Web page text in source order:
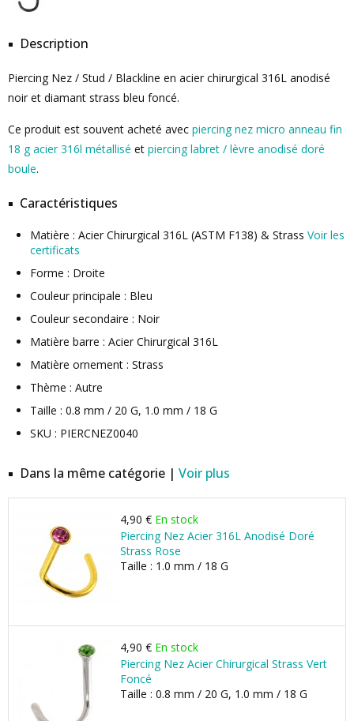
Description
Piercing Nez / Stud / Blackline en acier chirurgical 316L anodisé
noir et diamant strass bleu foncé.
Ce produit est souvent acheté avec piercing nez micro anneau fin
18 g acier 316l métallisé et piercing labret / lèvre anodisé doré
boule.
Caractéristiques
Matière : Acier Chirurgical 316L (ASTM F138) & Strass Voir les
certificats
Forme : Droite
Couleur principale : Bleu
Couleur secondaire : Noir
Matière barre : Acier Chirurgical 316L
Matière ornement : Strass
Thème : Autre
Taille : 0.8 mm / 20 G, 1.0 mm / 18 G
SKU : PIERCNEZ0040
Dans la même catégorie | Voir plus
4,90 € En stock
Piercing Nez Acier 316L Anodisé Doré
Strass Rose
Taille : 1.0 mm / 18 G
4,90 € En stock
Piercing Nez Acier Chirurgical Strass Vert
Foncé
Taille : 0.8 mm / 20 G, 1.0 mm / 18 G